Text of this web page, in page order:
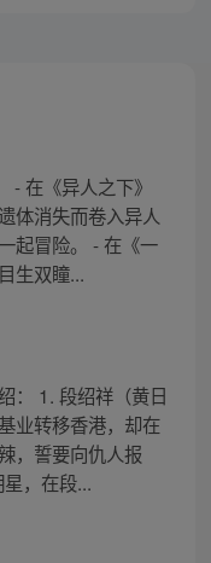
- 在《异人之下》
体消失而卷入异人
起冒险。 - 在《一
生双瞳...
： 1. 段绍祥（黄日
业转移香港，却在
，誓要向仇人报
，在段...